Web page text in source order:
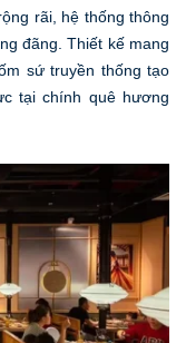
rãi, hệ thống thông
đãng. Thiết kế mang
sứ truyền thống tạo
tại chính quê hương